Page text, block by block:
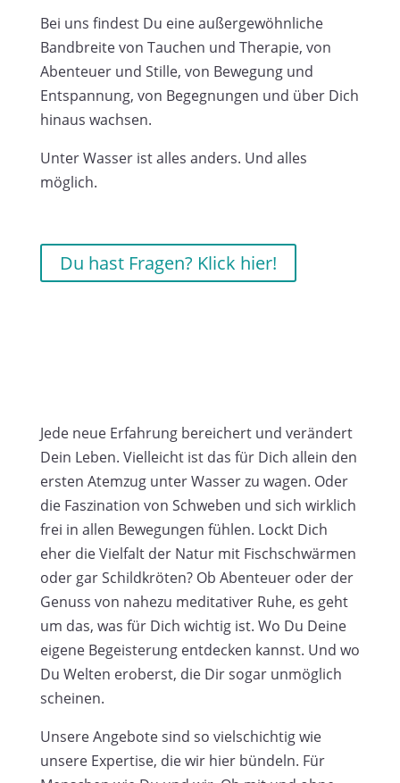
Bei uns findest Du eine außergewöhnliche
Bandbreite von Tauchen und Therapie, von
Abenteuer und Stille, von Bewegung und
Entspannung, von Begegnungen und über Dich
hinaus wachsen.
Unter Wasser ist alles anders. Und alles
möglich.
Du hast Fragen? Klick hier!
Jede neue Erfahrung bereichert und verändert
Dein Leben. Vielleicht ist das für Dich allein den
ersten Atemzug unter Wasser zu wagen. Oder
die Faszination von Schweben und sich wirklich
frei in allen Bewegungen fühlen. Lockt Dich
eher die Vielfalt der Natur mit Fischschwärmen
oder gar Schildkröten? Ob Abenteuer oder der
Genuss von nahezu meditativer Ruhe, es geht
um das, was für Dich wichtig ist. Wo Du Deine
eigene Begeisterung entdecken kannst. Und wo
Du Welten eroberst, die Dir sogar unmöglich
scheinen.
Unsere Angebote sind so vielschichtig wie
unsere Expertise, die wir hier bündeln. Für